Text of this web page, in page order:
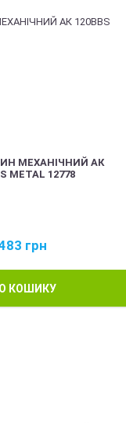
МЕХАНІЧНИЙ АК
METAL 12778
грн
КОШИКУ